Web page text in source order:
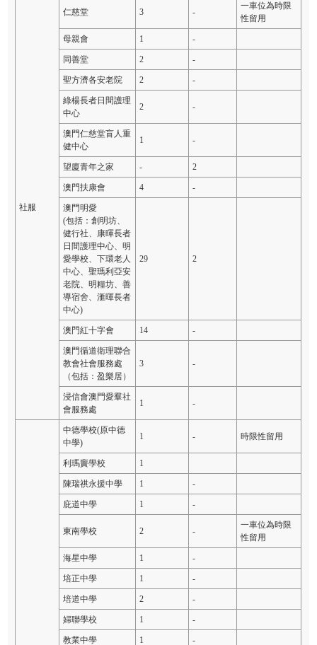
社服
仁慈堂 3 -
一車位為時限
性留用
母親會 1 -
同善堂 2 -
聖方濟各安老院 2 -
綠楊長者日間護理
中心
2 -
澳門仁慈堂盲人重
健中心
1 -
望廈青年之家 - 2
澳門扶康會 4 -
澳門明愛
(包括：創明坊、
健行社、康暉長者
日間護理中心、明
愛學校、下環老人
中心、聖瑪利亞安
老院、明糧坊、善
導宿舍、滙暉長者
中心)
29 2
澳門紅十字會 14 -
澳門循道衛理聯合
教會社會服務處
（包括：盈樂居）
3 -
浸信會澳門愛羣社
會服務處
1 -
中德學校(原中德
中學)
1 - 時限性留用
利瑪竇學校 1
陳瑞祺永援中學 1 -
庇道中學 1 -
東南學校 2 -
一車位為時限
性留用
海星中學 1 -
培正中學 1 -
培道中學 2 -
婦聯學校 1 -
教業中學 1 -